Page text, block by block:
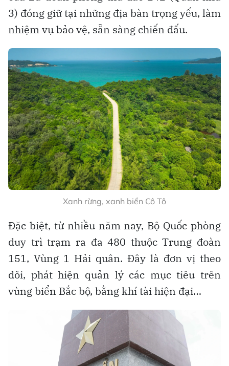
trưởng Bộ Quốc phòng ra thăm, làm việc tại đảo Trần
Đến nay, đặc khu Cô Tô có 3 đồn biên phòng
đóng quân (chỉ sau đặc khu Phú Quốc của
tỉnh An Giang có 5 đồn) ở những vị trí quan
trọng: Đồn biên phòng Cô Tô, Đồn biên
phòng Thanh Lân và đặc biệt là Đồn biên
phòng đảo Trần ở địa bàn được ví như
"Trường Sa của vùng Đông Bắc".
Kè chắn sóng âu tàu đảo Cô Tô
Tại các đảo của đặc khu (đảo Trần, Thanh
Lân, Cô Tô), còn có các tiểu đoàn hỗn hợp
của Lữ đoàn phòng thủ đảo 242 (Quân khu
3) đóng giữ tại những địa bàn trọng yếu, làm
nhiệm vụ bảo vệ, sẵn sàng chiến đấu.